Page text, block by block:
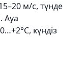
м/с, түнде
Ауа
күндіз